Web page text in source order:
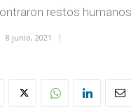
restos
8 junio, 2021